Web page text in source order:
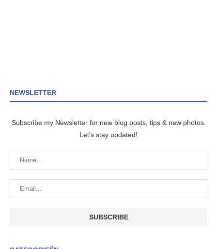
NEWSLETTER
Subscribe my Newsletter for new blog posts, tips & new photos.
Let's stay updated!